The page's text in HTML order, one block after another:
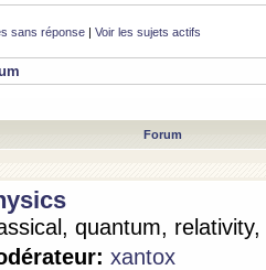
sans réponse | Voir les sujets actifs
Forum
quantum,
xantox